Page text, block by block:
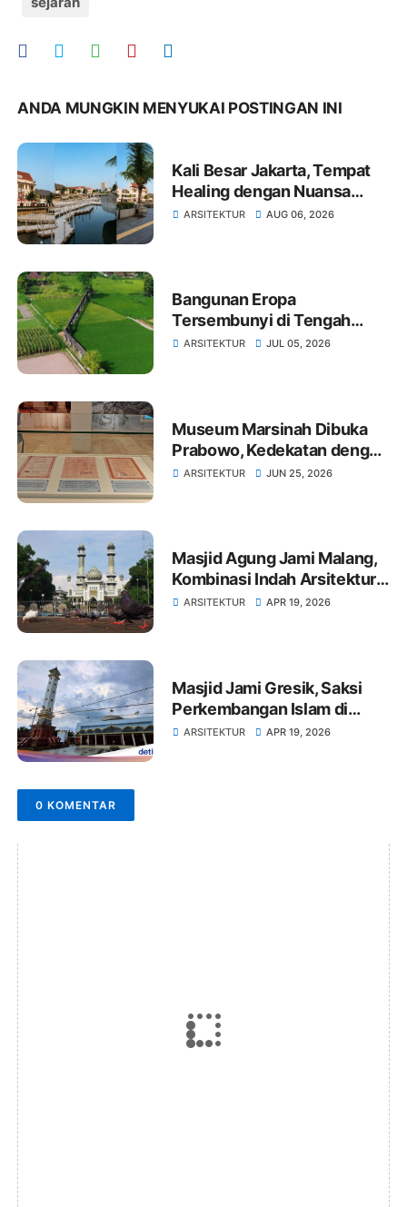
ANDA MUNGKIN MENYUKAI POSTINGAN INI
Kali Besar Jakarta, Tempat
Healing dengan Nuansa
Batavia yang Masih Memikat
ARSITEKTUR AUG 06, 2026
Bangunan Eropa
Tersembunyi di Tengah
Sawah Klaten, Jejak Kolonial
ARSITEKTUR JUL 05, 2026
Museum Marsinah Dibuka
Prabowo, Kedekatan dengan
Sejarah
ARSITEKTUR JUN 25, 2026
Masjid Agung Jami Malang,
Kombinasi Indah Arsitektur
Jawa dan Arab
ARSITEKTUR APR 19, 2026
Masjid Jami Gresik, Saksi
Perkembangan Islam di
Pesisir Jawa Sejak 1458
ARSITEKTUR APR 19, 2026
0 KOMENTAR